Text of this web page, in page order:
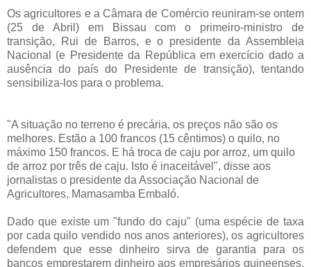
Os agricultores e a Câmara de Comércio reuniram-se ontem
(25 de Abril) em Bissau com o primeiro-ministro de
transição, Rui de Barros, e o presidente da Assembleia
Nacional (e Presidente da República em exercício dado a
ausência do país do Presidente de transição), tentando
sensibiliza-los para o problema.
"A situação no terreno é precária, os preços não são os
melhores. Estão a 100 francos (15 cêntimos) o quilo, no
máximo 150 francos. E há troca de caju por arroz, um quilo
de arroz por três de caju. Isto é inaceitável", disse aos
jornalistas o presidente da Associação Nacional de
Agricultores, Mamasamba Embaló.
Dado que existe um "fundo do caju" (uma espécie de taxa
por cada quilo vendido nos anos anteriores), os agricultores
defendem que esse dinheiro sirva de garantia para os
bancos emprestarem dinheiro aos empresários guineenses,